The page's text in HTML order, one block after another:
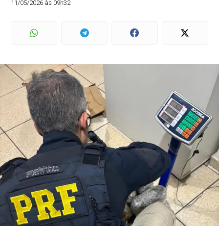
11/05/2026 às 09h32